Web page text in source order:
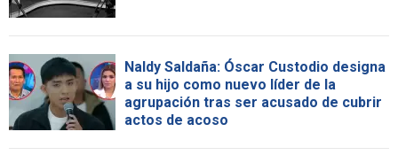
Naldy Saldaña: Óscar Custodio designa
a su hijo como nuevo líder de la
agrupación tras ser acusado de cubrir
actos de acoso